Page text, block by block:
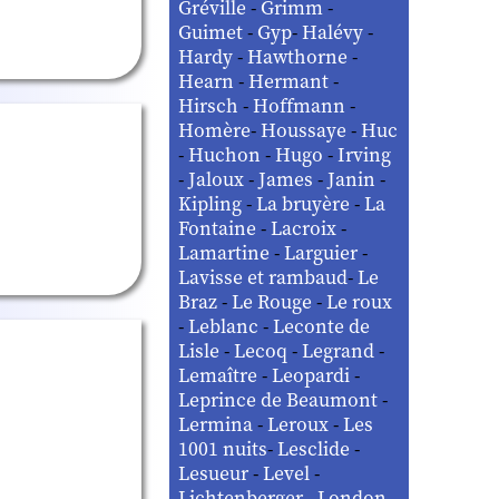
Gréville- Grimm-
Guimet- Gyp-Halévy-
Hardy-Hawthorne-
Hearn-Hermant-
Hirsch-Hoffmann-
Homère-Houssaye-Huc
-Huchon-Hugo-Irving
-Jaloux-James-Janin-
Kipling-La bruyère-La
Fontaine-Lacroix-
Lamartine-Larguier-
Lavisse et rambaud-Le
Braz-Le Rouge-Le roux
-Leblanc-Leconte de
Lisle-Lecoq-Legrand-
Lemaître-Leopardi-
Leprince de Beaumont-
Lermina-Leroux-Les
1001 nuits-Lesclide-
Lesueur-Level-